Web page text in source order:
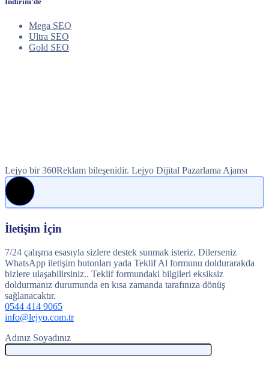
Mega SEO
Ultra SEO
Gold SEO
Lejyo bir 360Reklam bileşenidir. Lejyo Dijital Pazarlama Ajansı
İletişim İçin
7/24 çalışma esasıyla sizlere destek sunmak isteriz. Dilerseniz
WhatsApp iletişim butonları yada Teklif Al formunu doldurarakda
bizlere ulaşabilirsiniz.. Teklif formundaki bilgileri eksiksiz
doldurmanız durumunda en kısa zamanda tarafınıza dönüş
sağlanacaktır.
0544 414 9065
info@lejyo.com.tr
Adınız Soyadınız